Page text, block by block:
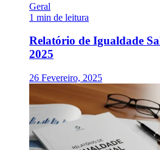
Geral
1 min de leitura
Relatório de Igualdade
2025
26 Fevereiro, 2025